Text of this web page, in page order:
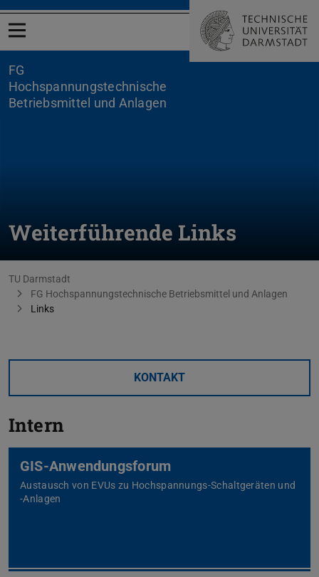
Menü öffnen
FG
Hochspannungstechnische
Betriebsmittel und Anlagen
Weiterführende Links
Sie befinden sich hier:
TU Darmstadt
FG Hochspannungstechnische Betriebsmittel und Anlagen
Links
KONTAKT
Intern
GIS-Anwendungsforum
Austausch von EVUs zu Hochspannungs-Schaltgeräten und
-Anlagen